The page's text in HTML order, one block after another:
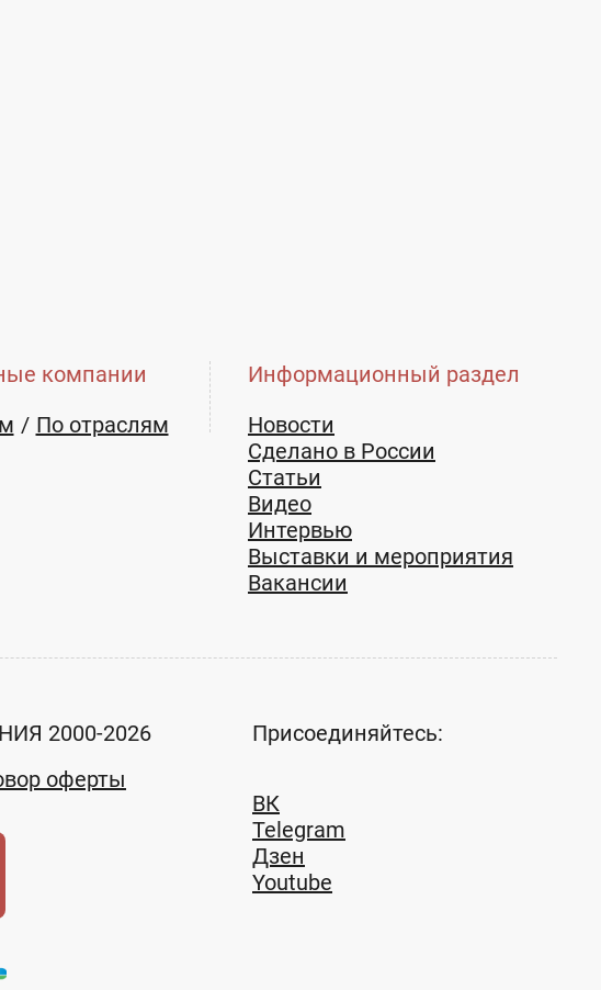
компании
По отраслям
Информационный раздел
Новости
Сделано в России
Статьи
Видео
Интервью
Выставки и мероприятия
Вакансии
2000-2026
оферты
Присоединяйтесь:
ВК
Telegram
Дзен
Youtube